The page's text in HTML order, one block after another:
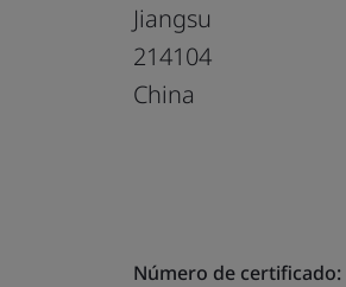
Jiangsu
214104
China
Número de certificado: